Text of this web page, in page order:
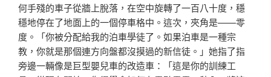
何手殘的車子從牆上脫落，在空中旋轉了一百八十度，穩
穩地停在了地面上的一個停車格中。這次，夾角是——零
度。「你被分配給我的泊車學徒了。如果泊車是一種宗
教，你就是那個連方向盤都沒摸過的新信徒。」她指了指
旁邊一輛像是巨型嬰兒車的改造車：「這是你的訓練工